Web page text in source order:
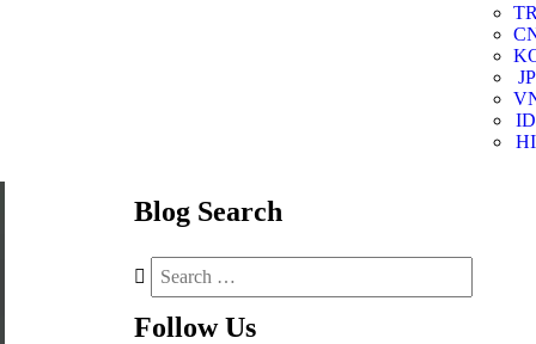
JP
ID
HI
Blog Search
Follow Us